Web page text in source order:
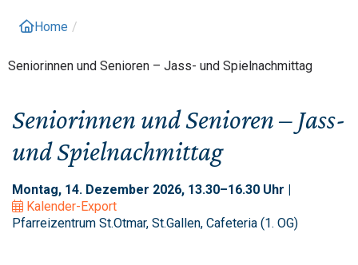
Home /
Seniorinnen und Senioren – Jass- und Spielnachmittag
Seniorinnen und Senioren – Jass-
und Spielnachmittag
Montag, 14. Dezember 2026, 13.30–16.30 Uhr |
Kalender-Export
Pfarreizentrum St.Otmar, St.Gallen, Cafeteria (1. OG)